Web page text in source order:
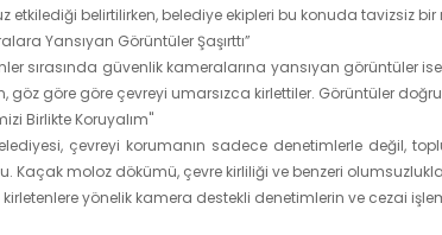
etkilediği belirtilirken, belediye ekipleri bu konuda tavizsiz
Yansıyan Görüntüler Şaşırttı”
sırasında güvenlik kameralarına yansıyan görüntüler
göz göre göre çevreyi umarsızca kirlettiler. Görüntüler
Birlikte Koruyalım"
çevreyi korumanın sadece denetimlerle değil,
Kaçak moloz dökümü, çevre kirliliği ve benzeri
kirletenlere yönelik kamera destekli denetimlerin ve cezai